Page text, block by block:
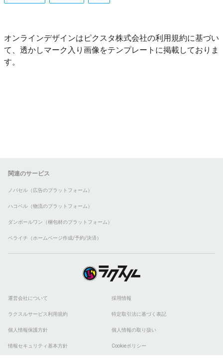
オンラインデザインはピクスタ株式会社の利用規約に基づい
て、透かしマーク入り画像をテンプレートに掲載しておりま
す。
関連のサービス
ノバセル（広告のプラットフォーム）
ハコベル（物流のプラットフォーム）
ダンボールワン（梱包材のプラットフォーム）
ペライチ（ホームページ作成/予約/決済）
運営会社について 採用情報
ラクスルサービス利用規約 特定取引法に基づく表記
個人情報保護方針 個人情報の取り扱い
情報セキュリティ基本方針 Cookieポリシー